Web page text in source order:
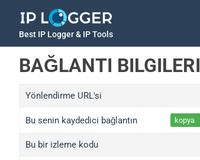
Best IP Logger & IP Tools
BAĞLANTI BILGILERI
Yönlendirme URL'si
Bu senin kaydedici bağlantın kopya
Bu bir izleme kodu